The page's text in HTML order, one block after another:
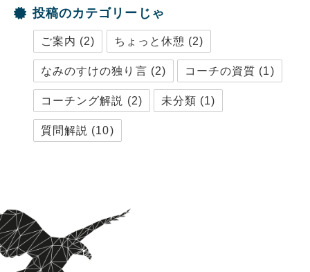
投稿のカテゴリーじゃ
ご案内 (2) ちょっと休憩 (2)
なみのすけの独り言 (2) コーチの資質 (1)
コーチング解説 (2) 未分類 (1)
質問解説 (10)